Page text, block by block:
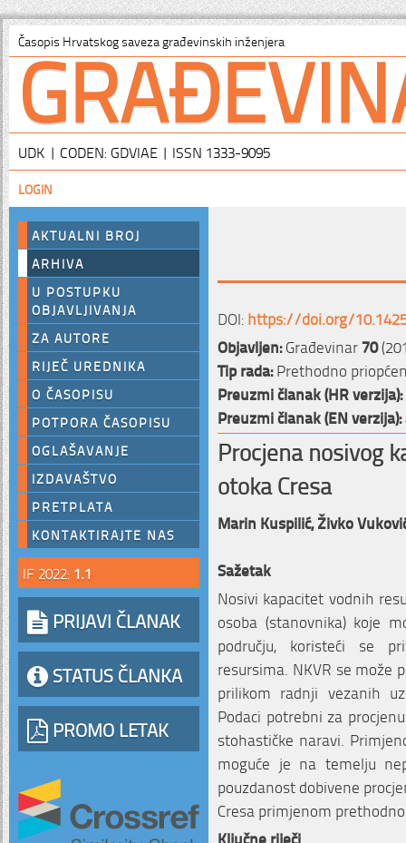
Časopis Hrvatskog saveza građevinskih inženjera
UDK | CODEN: GDVIAE | ISSN 1333-9095
LOGIN
AKTUALNI BROJ
ARHIVA
U POSTUPKU
OBJAVLJIVANJA
ZA AUTORE
RIJEČ UREDNIKA
O ČASOPISU
POTPORA ČASOPISU
OGLAŠAVANJE
IZDAVAŠTVO
PRETPLATA
KONTAKTIRAJTE NAS
IF 2022: 1.1
PRIJAVI ČLANAK
STATUS ČLANKA
PROMO LETAK
DOI:https://doi.org/
Objavljen:Građevinar70
Tip rada:Prethodno
Preuzmi članak (HR verzija):
Preuzmi članak (EN verzija):
Procjena nosivog
otoka Cresa
Marin Kuspilić,Živko
Sažetak
Nosivi kapacitet vodnih
osoba (stanovnika) koje
području, koristeći se
resursima. NKVR se može
prilikom radnji vezanih
Podaci potrebni za
stohastičke naravi.
moguće je na temelju
pouzdanost dobivene
Cresa primjenom
Ključne riječi